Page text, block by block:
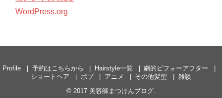
WordPress.org
Profile 予約はこちらから Hairstyle一覧
劇的ビフォーアフター
ショートヘア
ボブ アニメ その他髪型
雑談
© 2017 美容師まつけんブログ.